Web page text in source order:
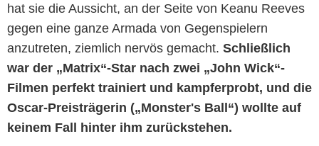
hat sie die Aussicht, an der Seite von Keanu Reeves
gegen eine ganze Armada von Gegenspielern
anzutreten, ziemlich nervös gemacht. Schließlich
war der „Matrix“-Star nach zwei „John Wick“-
Filmen perfekt trainiert und kampferprobt, und die
Oscar-Preisträgerin („Monster's Ball“) wollte auf
keinem Fall hinter ihm zurückstehen.